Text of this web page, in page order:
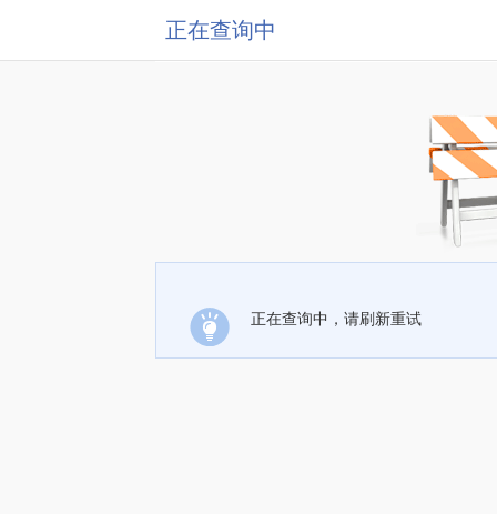
正在查询中
正在查询中，请刷新重试